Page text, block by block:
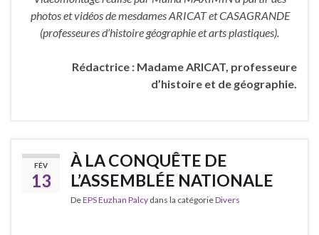
photos et vidéos de mesdames ARICAT et CASAGRANDE
(professeures d’histoire géographie et arts plastiques).
Rédactrice : Madame ARICAT, professeure
d’histoire et de géographie.
FÉV
13
À LA CONQUÊTE DE
L’ASSEMBLÉE NATIONALE
DeEPS Euzhan Palcy dans la catégorieDivers